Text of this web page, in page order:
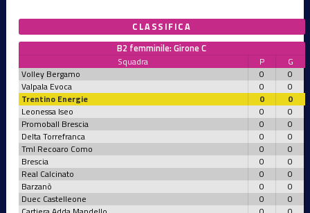
CLASSIFICA
B2 femminile: Girone C
Squadra P
G
Volley Bergamo
0
0
Valpala Evoca
0
0
Trentino Energie
0
0
Leonessa Iseo
0
0
Promoball Brescia
0
0
Delta Torrefranca
0
0
Tml Recoaro Como
0
0
Brescia
0
0
Real Calcinato
0
0
Barzanò
0
0
Duec Castelleone
0
0